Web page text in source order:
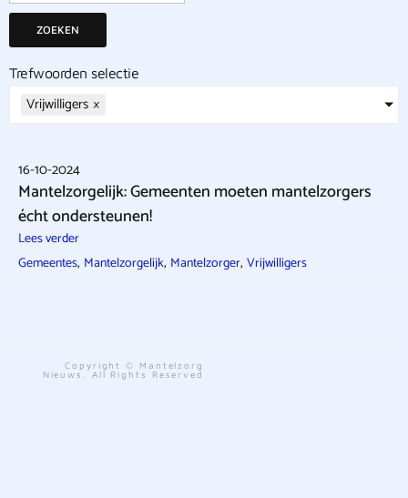
ZOEKEN
Trefwoorden selectie
Vrijwilligers ×
16-10-2024
Mantelzorgelijk: Gemeenten moeten mantelzorgers
écht ondersteunen!
Lees verder
Gemeentes, Mantelzorgelijk, Mantelzorger, Vrijwilligers
Copyright © Mantelzorg
Nieuws. All Rights Reserved